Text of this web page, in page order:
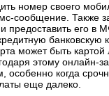
номер своего
сообщение. Также
и предоставить его
банковскую
может быть картой
этому онлайн-
особенно когда
еще далеко.